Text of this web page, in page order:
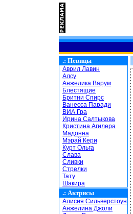
.: Певицы
Аврил Лавин
Алсу
Анжелика Варум
Блестящие
Бритни Спирс
Ванесса Паради
ВИА Гра
Ирина Салтыкова
Кристина Агилера
Мадонна
Мэрай Кери
Курт Ольга
Слава
Сливки
Стрелки
Тату
Шакира
.: Актрисы
Алисия Сильверстоун
Анжелина Джоли